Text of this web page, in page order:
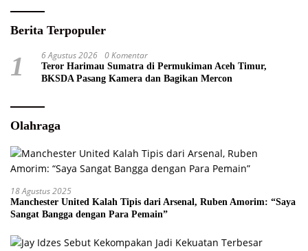
Berita Terpopuler
1 6 Agustus 2026 0 Komentar
Teror Harimau Sumatra di Permukiman Aceh Timur,
BKSDA Pasang Kamera dan Bagikan Mercon
Olahraga
18 Agustus 2025
Manchester United Kalah Tipis dari Arsenal, Ruben Amorim: “Saya
Sangat Bangga dengan Para Pemain”